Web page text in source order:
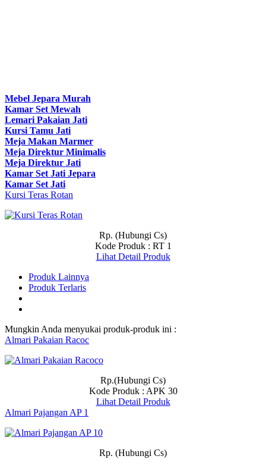
Mebel Jepara Murah
Kamar Set Mewah
Lemari Pakaian Jati
Kursi Tamu Jati
Meja Makan Marmer
Meja Direktur Minimalis
Meja Direktur Jati
Kamar Set Jati Jepara
Kamar Set Jati
Kursi Teras Rotan
Rp. (Hubungi Cs)
Kode Produk : RT 1
Lihat Detail Produk
Produk Lainnya
Produk Terlaris
Mungkin Anda menyukai produk-produk ini :
Almari Pakaian Racoc
Rp.(Hubungi Cs)
Kode Produk : APK 30
Lihat Detail Produk
Almari Pajangan AP 1
Rp. (Hubungi Cs)